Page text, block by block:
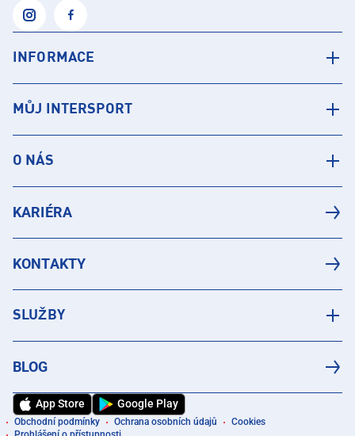
INFORMACE
MŮJ INTERSPORT
O NÁS
KARIÉRA
KONTAKTY
SLUŽBY
BLOG
App Store Google Play
Obchodní podmínky Ochrana osobních údajů
Cookies